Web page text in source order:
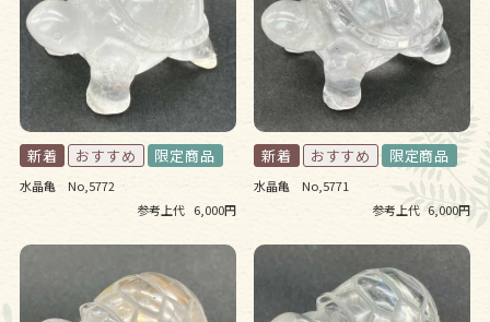
水晶亀 No,5772
参考上代 6,000円
水晶亀 No,5771
参考上代 6,000円